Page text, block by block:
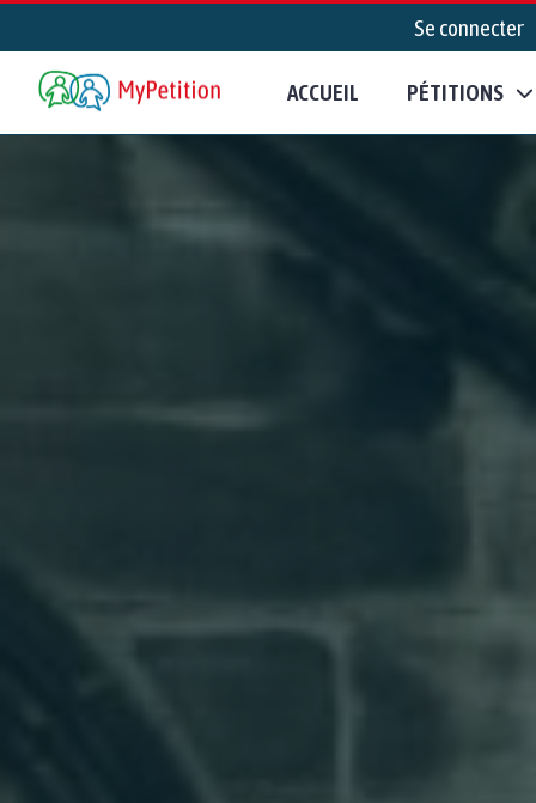
Se connecter
ACCUEIL PÉTITIONS